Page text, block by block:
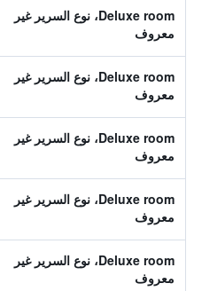
Deluxe room، نوع السرير غير
معروف
Deluxe room، نوع السرير غير
معروف
Deluxe room، نوع السرير غير
معروف
Deluxe room، نوع السرير غير
معروف
Deluxe room، نوع السرير غير
معروف